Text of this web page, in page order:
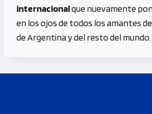
internacionalque nuevamente
en los ojos de todos los amantes
de Argentina y del resto del mundo.